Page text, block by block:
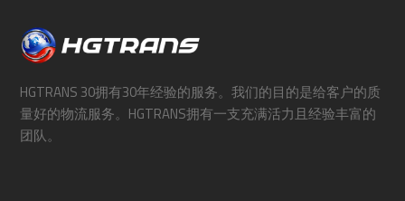
HGTRANS 30拥有30年经验的服务。我们的目的是给客户的质
量好的物流服务。HGTRANS拥有一支充满活力且经验丰富的
团队。